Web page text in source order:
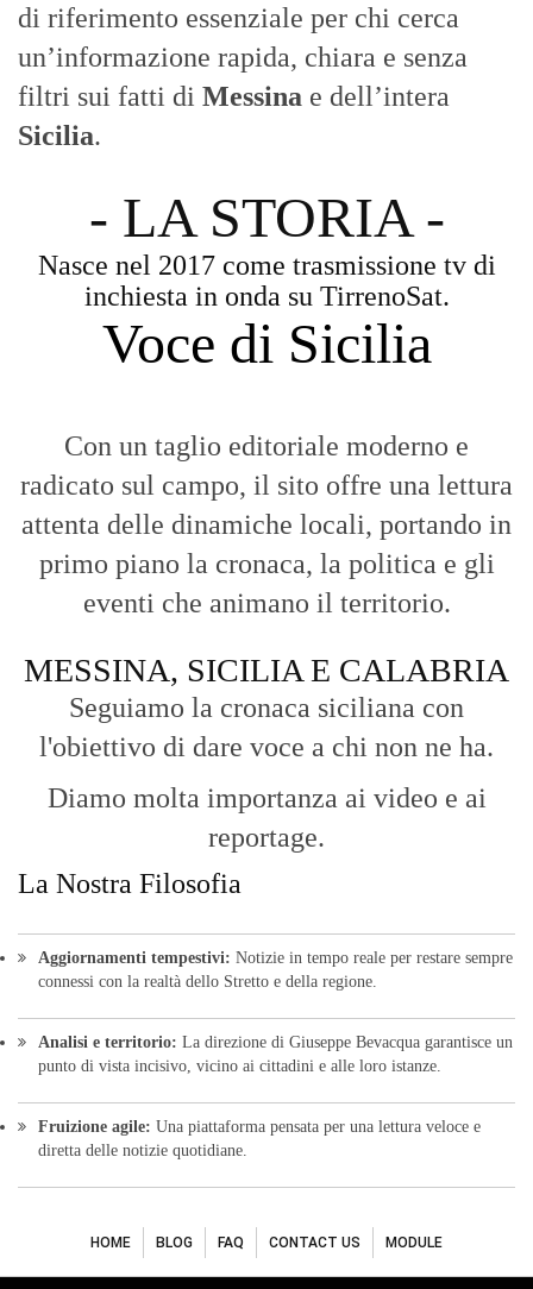
di riferimento essenziale per chi cerca
un’informazione rapida, chiara e senza
filtri sui fatti di Messina e dell’intera
Sicilia.
- LA STORIA -
Nasce nel 2017 come trasmissione tv di
inchiesta in onda su TirrenoSat.
Voce di Sicilia
Con un taglio editoriale moderno e
radicato sul campo, il sito offre una lettura
attenta delle dinamiche locali, portando in
primo piano la cronaca, la politica e gli
eventi che animano il territorio.
MESSINA, SICILIA E CALABRIA
Seguiamo la cronaca siciliana con
l'obiettivo di dare voce a chi non ne ha.
Diamo molta importanza ai video e ai
reportage.
La Nostra Filosofia
Aggiornamenti tempestivi: Notizie in tempo reale per restare sempre
connessi con la realtà dello Stretto e della regione.
Analisi e territorio: La direzione di Giuseppe Bevacqua garantisce un
punto di vista incisivo, vicino ai cittadini e alle loro istanze.
Fruizione agile: Una piattaforma pensata per una lettura veloce e
diretta delle notizie quotidiane.
HOME BLOG FAQ CONTACT US MODULE